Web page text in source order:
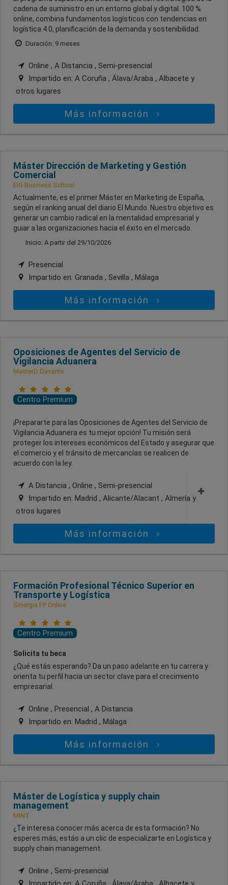
cadena de suministro en un entorno global y digital. 100 %
online, combina fundamentos logísticos con tendencias en
logística 4.0, planificación de la demanda y sostenibilidad.
Duración: 9 meses
Online , A Distancia , Semi-presencial
Impartido en: A Coruña , Álava/Araba , Albacete y
otros lugares
Más información
Máster Dirección de Marketing y Gestión
Comercial
EIG Business School
Actualmente, es el primer Máster en Marketing de España,
según el ranking anual del diario El Mundo. Nuestro objetivo es
generar un cambio radical en la mentalidad empresarial y
guiar a las organizaciones hacia el éxito en el mercado.
Inicio: A partir del 29/10/2026
Presencial
Impartido en: Granada , Sevilla , Málaga
Más información
Oposiciones de Agentes del Servicio de
Vigilancia Aduanera
MasterD Davante
Centro Premium
¡Prepararte para las Oposiciones de Agentes del Servicio de
Vigilancia Aduanera es tu mejor opción! Tu misión será
proteger los intereses económicos del Estado y asegurar que
el comercio y el tránsito de mercancías se realicen de
acuerdo con la ley.
A Distancia , Online , Semi-presencial
Impartido en: Madrid , Alicante/Alacant , Almería y
otros lugares
Más información
Formación Profesional Técnico Superior en
Transporte y Logística
Sinergia FP Online
Centro Premium
Solicita tu beca
¿Qué estás esperando? Da un paso adelante en tu carrera y
orienta tu perfil hacia un sector clave para el crecimiento
empresarial.
Online , Presencial , A Distancia
Impartido en: Madrid , Málaga
Más información
Máster de Logística y supply chain
management
MINT
¿Te interesa conocer más acerca de esta formación? No
esperes más, estás a un clic de especializarte en Logística y
supply chain management.
Online , Semi-presencial